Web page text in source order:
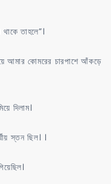
তাহলে”।
আমার কোমরের চারপাশে আঁকড়ে
দিলাম।
স্তন ছিল। ।